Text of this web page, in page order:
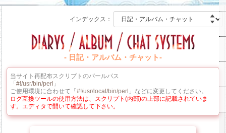
インデックス：
- 日記・アルバム・チャット-
当サイト再配布スクリプトのパールパス
「#!/usr/bin/perl 」
ご使用環境に合わせて「#!/usr/local/bin/perl 」などに変更してください。
ログ互換ツールの使用方法は、スクリプト(内部)の上部に記載されていま
す。エディタで開いて確認して下さい。